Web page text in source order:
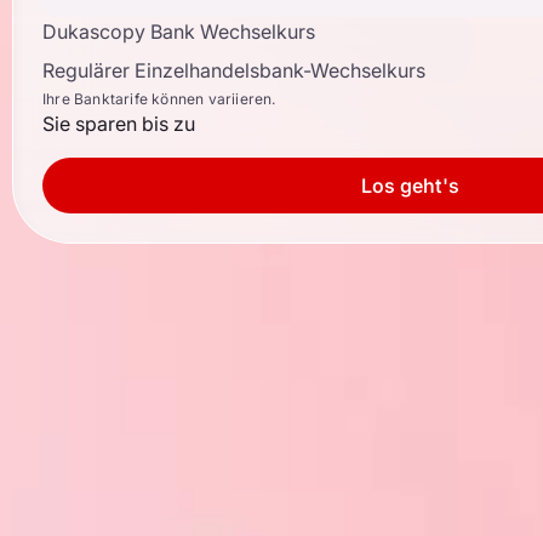
Dukascopy Bank Wechselkurs
Regulärer Einzelhandelsbank-Wechselkurs
Ihre Banktarife können variieren.
Sie sparen bis zu
Los geht's